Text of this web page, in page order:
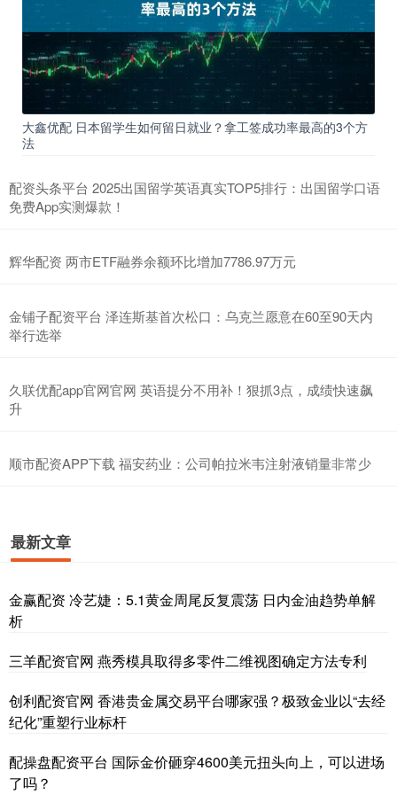
大鑫优配 日本留学生如何留日就业？拿工签成功率最高的3个方
法
配资头条平台 2025出国留学英语真实TOP5排行：出国留学口语
免费App实测爆款！
辉华配资 两市ETF融券余额环比增加7786.97万元
金铺子配资平台 泽连斯基首次松口：乌克兰愿意在60至90天内
举行选举
久联优配app官网官网 英语提分不用补！狠抓3点，成绩快速飙
升
顺市配资APP下载 福安药业：公司帕拉米韦注射液销量非常少
最新文章
金赢配资 冷艺婕：5.1黄金周尾反复震荡 日内金油趋势单解
析
三羊配资官网 燕秀模具取得多零件二维视图确定方法专利
创利配资官网 香港贵金属交易平台哪家强？极致金业以“去经
纪化”重塑行业标杆
配操盘配资平台 国际金价砸穿4600美元扭头向上，可以进场
了吗？